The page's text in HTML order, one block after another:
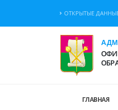
ОТКРЫТЫЕ
ГЛАВНАЯ